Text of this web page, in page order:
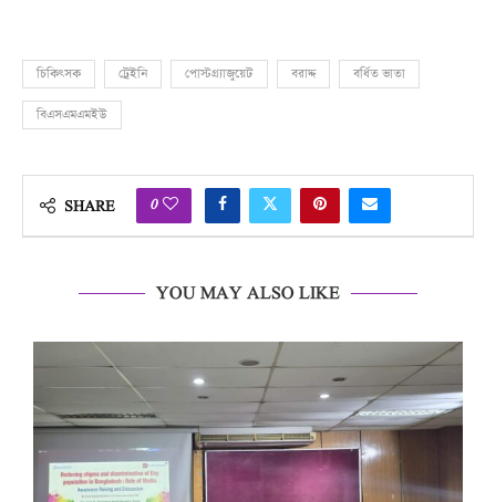
চিকিৎসক ট্রেইনি পোস্টগ্র্যাজুয়েট বরাদ্দ বর্ধিত ভাতা
বিএসএমএমইউ
SHARE 0
YOU MAY ALSO LIKE